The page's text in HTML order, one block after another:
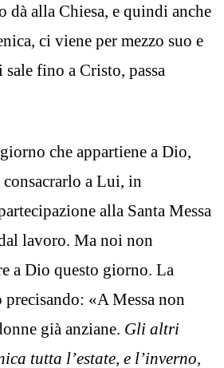
dà alla Chiesa, e quindi anche
ci viene per mezzo suo e
fino a Cristo, passa
che appartiene a Dio,
a Lui, in
alla Santa Messa
lavoro. Ma noi non
a Dio questo giorno. La
«A Messa non
già anziane. Gli altri
tutta l’estate, e l’inverno,